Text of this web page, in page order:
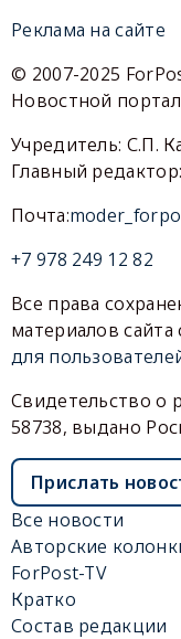
Реклама на сайте
© 2007-2025
Новостной портал
Учредитель: С.П.
Главный
Почта:
+7 978 249 12 82
Все права
материалов сайта
для
Свидетельство о
58738, выдано
Прислать
Все новости
Авторские
ForPost-TV
Кратко
Состав редакции